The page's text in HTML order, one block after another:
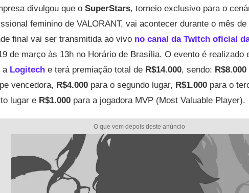
divulgou que o SuperStars, torneio exclusivo para o
feminino de VALORANT, vai acontecer durante o mês de
final vai ser transmitida ao vivo no canal da Twitch oficial
de março às 13h no Horário de Brasília. O evento é realizado
a Logitech e terá premiação total de R$14.000, sendo: R$8.000
vencedora, R$4.000 para o segundo lugar, R$1.000 para o
lugar e R$1.000 para a jogadora MVP (Most Valuable Player).